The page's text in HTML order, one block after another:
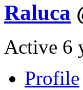
Raluca
Active 6
Profile